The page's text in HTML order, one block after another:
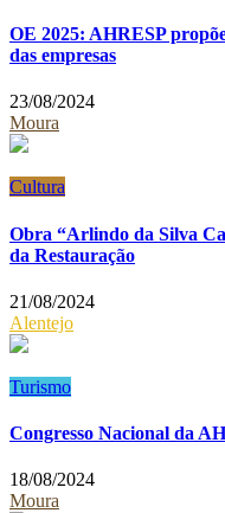
OE 2025: AHRESP
das empresas
23/08/2024
Moura
Cultura
Obra “Arlindo da Silva
da Restauração
21/08/2024
Alentejo
Turismo
Congresso Nacional da
18/08/2024
Moura